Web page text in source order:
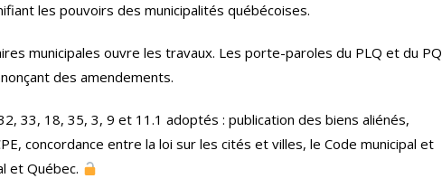
m
les pouvoirs des municipalités québécoises.
municipales ouvre les travaux. Les porte-paroles du PLQ et du PQ
des amendements.
33, 18, 35, 3, 9 et 11.1 adoptés : publication des biens aliénés,
concordance entre la loi sur les cités et villes, le Code municipal et
et Québec.